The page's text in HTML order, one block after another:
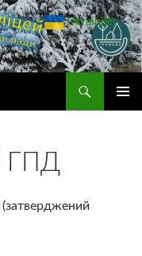
ГПД
Ukrainian ▼